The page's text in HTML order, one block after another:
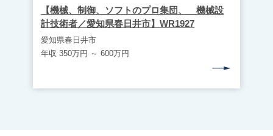
【機械、制御、ソフトのプロ集団、 機械設
計技術者／愛知県春日井市】WR1927
愛知県春日井市
年収 350万円 ～ 600万円